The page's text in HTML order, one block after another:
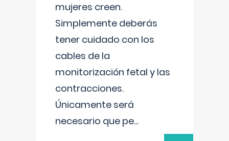
mujeres creen.
Simplemente deberás
tener cuidado con los
cables de la
monitorización fetal y las
contracciones.
Únicamente será
necesario que pe...